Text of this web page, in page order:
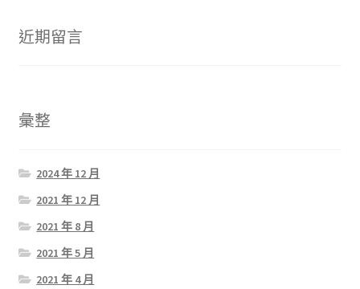
近期留言
彙整
2024 年 12 月
2021 年 12 月
2021 年 8 月
2021 年 5 月
2021 年 4 月